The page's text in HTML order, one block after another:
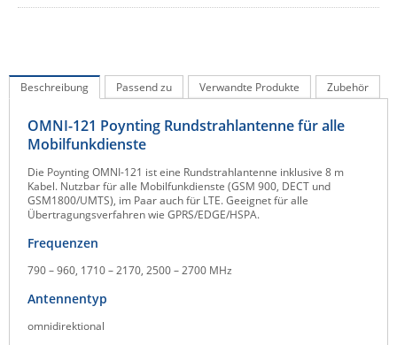
Kerlink
KVM TEC
LigoWave
Milesight
Moxa
Netio
Panorama Antennas
PatchSee
Beschreibung Passend zu Verwandte Produkte Zubehör
OMNI-121 Poynting Rundstrahlantenne für alle
Mobilfunkdienste
Die Poynting OMNI-121 ist eine Rundstrahlantenne inklusive 8 m
Kabel. Nutzbar für alle Mobilfunkdienste (GSM 900, DECT und
GSM1800/UMTS), im Paar auch für LTE. Geeignet für alle
Übertragungsverfahren wie GPRS/EDGE/HSPA.
Frequenzen
790 – 960, 1710 – 2170, 2500 – 2700 MHz
Antennentyp
omnidirektional